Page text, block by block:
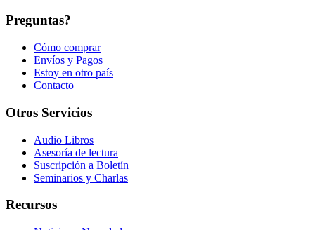
Preguntas?
Cómo comprar
Envíos y Pagos
Estoy en otro país
Contacto
Otros Servicios
Audio Libros
Asesoría de lectura
Suscripción a Boletín
Seminarios y Charlas
Recursos